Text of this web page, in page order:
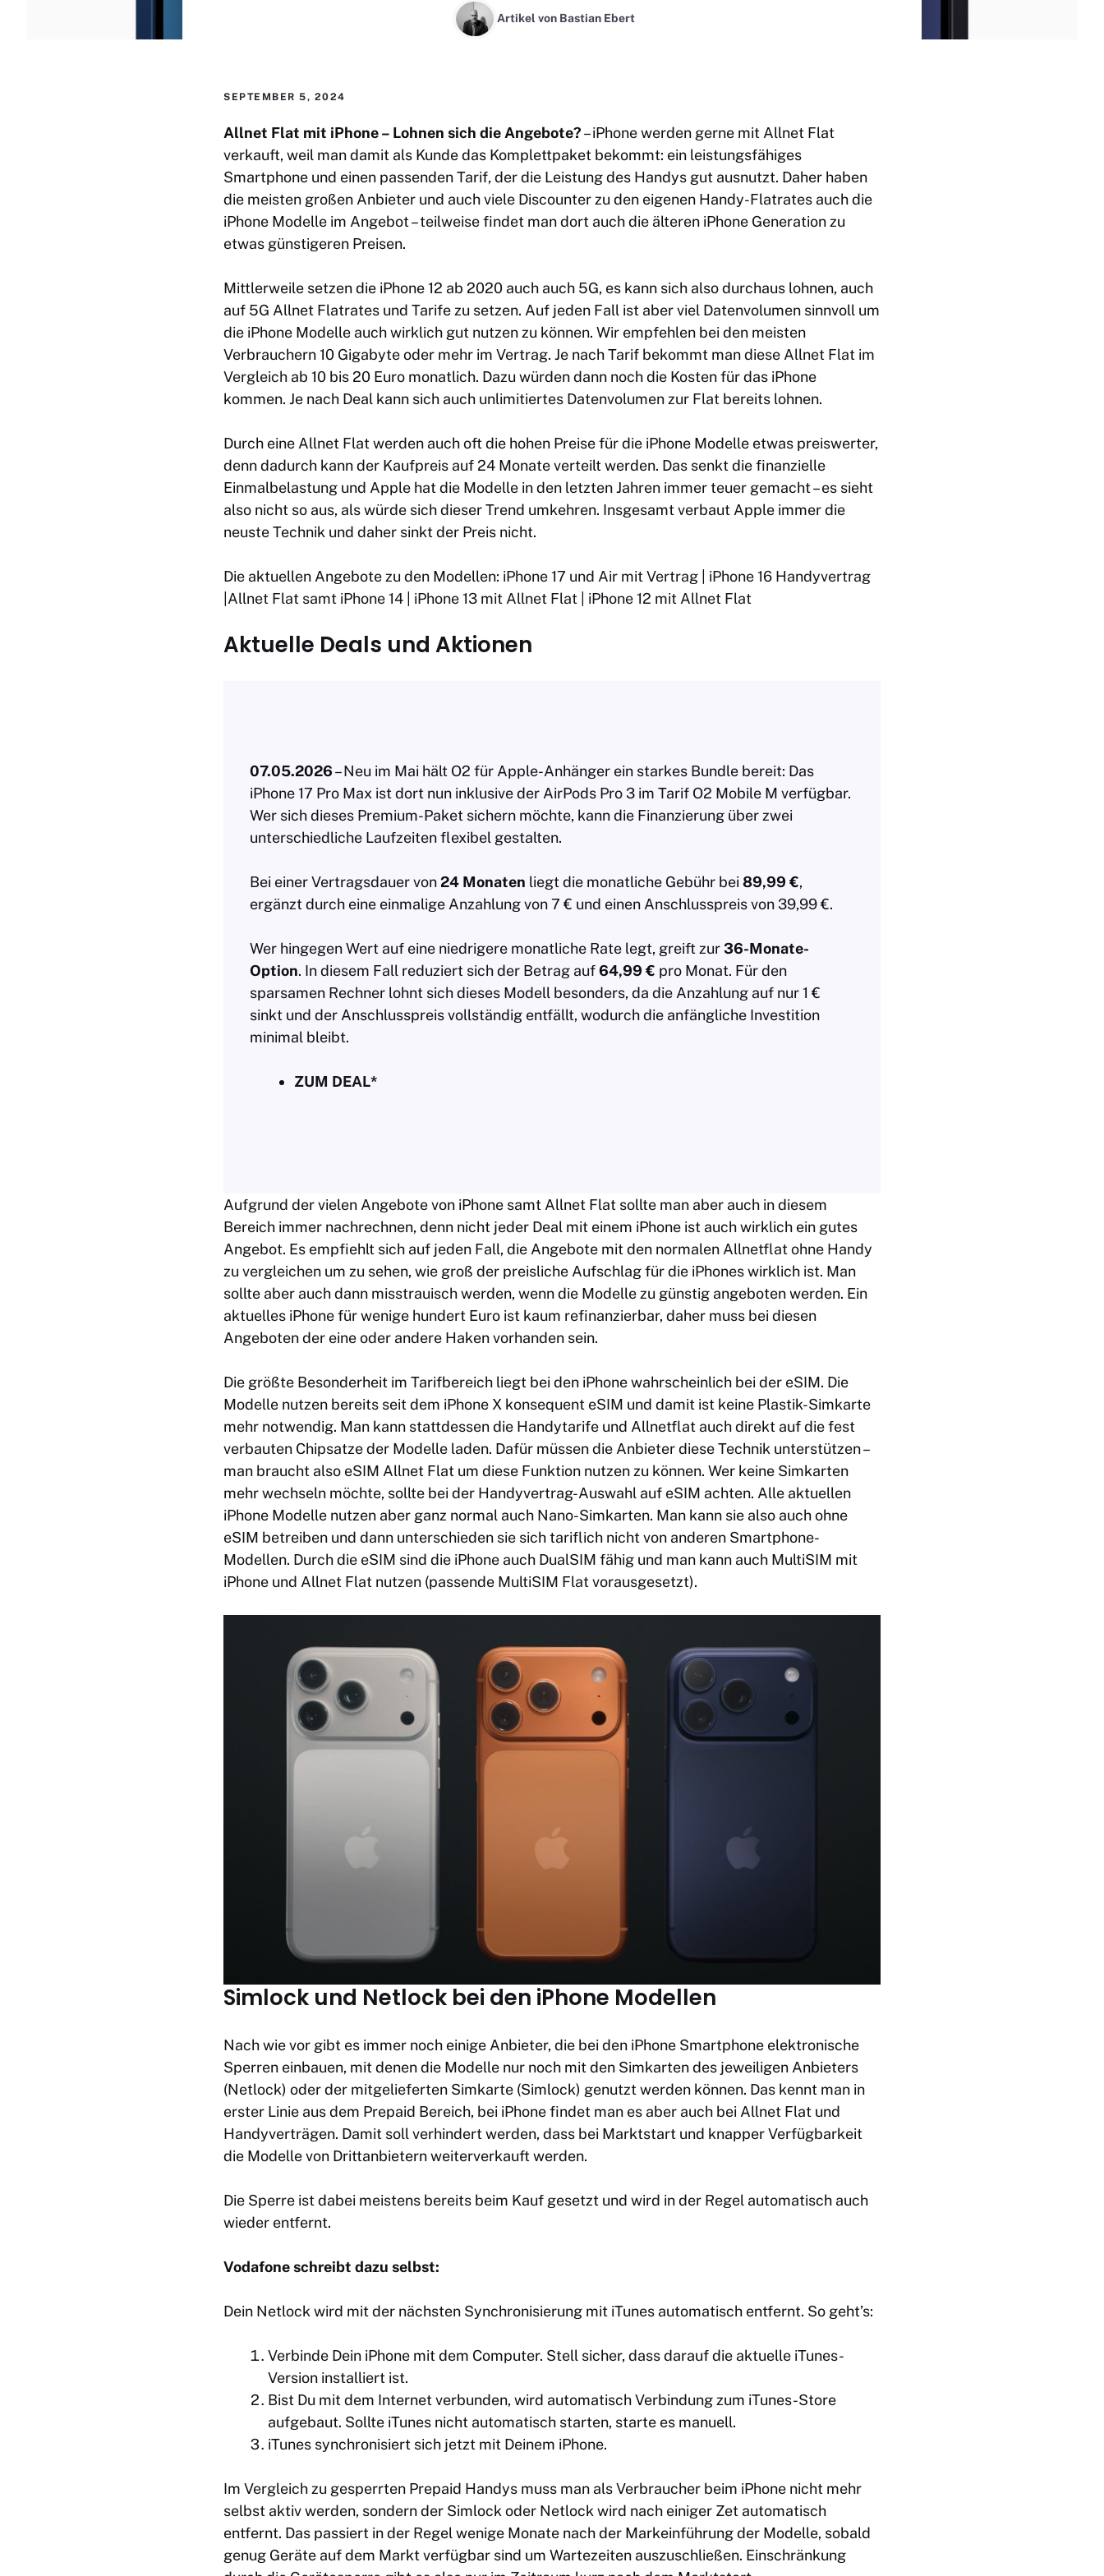
Artikel von Bastian Ebert
SEPTEMBER 5, 2024
Allnet Flat mit iPhone – Lohnen sich die Angebote?– iPhone werden gerne mit Allnet Flat
verkauft, weil man damit als Kunde das Komplettpaket bekommt: ein leistungsfähiges
Smartphone und einen passenden Tarif, der die Leistung des Handys gut ausnutzt. Daher haben
die meisten großen Anbieter und auch viele Discounter zu den eigenen Handy-Flatrates auch die
iPhone Modelle im Angebot – teilweise findet man dort auch die älteren iPhone Generation zu
etwas günstigeren Preisen.
Mittlerweile setzen die iPhone 12 ab 2020 auch auch 5G, es kann sich also durchaus lohnen, auch
auf 5G Allnet Flatrates und Tarife zu setzen. Auf jeden Fall ist aber viel Datenvolumen sinnvoll um
die iPhone Modelle auch wirklich gut nutzen zu können. Wir empfehlen bei den meisten
Verbrauchern 10 Gigabyte oder mehr im Vertrag. Je nach Tarif bekommt man diese Allnet Flat im
Vergleich ab 10 bis 20 Euro monatlich. Dazu würden dann noch die Kosten für das iPhone
kommen. Je nach Deal kann sich auch unlimitiertes Datenvolumen zur Flat bereits lohnen.
Durch eine Allnet Flat werden auch oft die hohen Preise für die iPhone Modelle etwas preiswerter,
denn dadurch kann der Kaufpreis auf 24 Monate verteilt werden. Das senkt die finanzielle
Einmalbelastung und Apple hat die Modelle in den letzten Jahren immer teuer gemacht – es sieht
also nicht so aus, als würde sich dieser Trend umkehren. Insgesamt verbaut Apple immer die
neuste Technik und daher sinkt der Preis nicht.
Die aktuellen Angebote zu den Modellen: iPhone 17 und Air mit Vertrag | iPhone 16 Handyvertrag
|Allnet Flat samt iPhone 14 | iPhone 13 mit Allnet Flat | iPhone 12 mit Allnet Flat
Aktuelle Deals und Aktionen
07.05.2026– Neu im Mai hält O2 für Apple-Anhänger ein starkes Bundle bereit: Das
iPhone 17 Pro Max ist dort nun inklusive der AirPods Pro 3 im Tarif O2 Mobile M verfügbar.
Wer sich dieses Premium-Paket sichern möchte, kann die Finanzierung über zwei
unterschiedliche Laufzeiten flexibel gestalten.
Bei einer Vertragsdauer von24 Monaten liegt die monatliche Gebühr bei 89,99 €,
ergänzt durch eine einmalige Anzahlung von 7 € und einen Anschlusspreis von 39,99 €.
Wer hingegen Wert auf eine niedrigere monatliche Rate legt, greift zur36-Monate-
Option. In diesem Fall reduziert sich der Betrag auf64,99 € pro Monat. Für den
sparsamen Rechner lohnt sich dieses Modell besonders, da die Anzahlung auf nur 1 €
sinkt und der Anschlusspreis vollständig entfällt, wodurch die anfängliche Investition
minimal bleibt.
ZUM DEAL*
Aufgrund der vielen Angebote von iPhone samt Allnet Flat sollte man aber auch in diesem
Bereich immer nachrechnen, denn nicht jeder Deal mit einem iPhone ist auch wirklich ein gutes
Angebot. Es empfiehlt sich auf jeden Fall, die Angebote mit den normalen Allnetflat ohne Handy
zu vergleichen um zu sehen, wie groß der preisliche Aufschlag für die iPhones wirklich ist. Man
sollte aber auch dann misstrauisch werden, wenn die Modelle zu günstig angeboten werden. Ein
aktuelles iPhone für wenige hundert Euro ist kaum refinanzierbar, daher muss bei diesen
Angeboten der eine oder andere Haken vorhanden sein.
Die größte Besonderheit im Tarifbereich liegt bei den iPhone wahrscheinlich bei der eSIM. Die
Modelle nutzen bereits seit dem iPhone X konsequent eSIM und damit ist keine Plastik-Simkarte
mehr notwendig. Man kann stattdessen die Handytarife und Allnetflat auch direkt auf die fest
verbauten Chipsatze der Modelle laden. Dafür müssen die Anbieter diese Technik unterstützen –
man braucht also eSIM Allnet Flat um diese Funktion nutzen zu können. Wer keine Simkarten
mehr wechseln möchte, sollte bei der Handyvertrag-Auswahl auf eSIM achten. Alle aktuellen
iPhone Modelle nutzen aber ganz normal auch Nano-Simkarten. Man kann sie also auch ohne
eSIM betreiben und dann unterschieden sie sich tariflich nicht von anderen Smartphone-
Modellen. Durch die eSIM sind die iPhone auch DualSIM fähig und man kann auch MultiSIM mit
iPhone und Allnet Flat nutzen (passende MultiSIM Flat vorausgesetzt).
Simlock und Netlock bei den iPhone Modellen
Nach wie vor gibt es immer noch einige Anbieter, die bei den iPhone Smartphone elektronische
Sperren einbauen, mit denen die Modelle nur noch mit den Simkarten des jeweiligen Anbieters
(Netlock) oder der mitgelieferten Simkarte (Simlock) genutzt werden können. Das kennt man in
erster Linie aus dem Prepaid Bereich, bei iPhone findet man es aber auch bei Allnet Flat und
Handyverträgen. Damit soll verhindert werden, dass bei Marktstart und knapper Verfügbarkeit
die Modelle von Drittanbietern weiterverkauft werden.
Die Sperre ist dabei meistens bereits beim Kauf gesetzt und wird in der Regel automatisch auch
wieder entfernt.
Vodafone schreibt dazu selbst:
Dein Netlock wird mit der nächsten Synchronisierung mit iTunes automatisch entfernt. So geht’s:
Verbinde Dein iPhone mit dem Computer. Stell sicher, dass darauf die aktuelle iTunes-
Version installiert ist.
Bist Du mit dem Internet verbunden, wird automatisch Verbindung zum iTunes-Store
aufgebaut. Sollte iTunes nicht automatisch starten, starte es manuell.
iTunes synchronisiert sich jetzt mit Deinem iPhone.
Im Vergleich zu gesperrten Prepaid Handys muss man als Verbraucher beim iPhone nicht mehr
selbst aktiv werden, sondern der Simlock oder Netlock wird nach einiger Zet automatisch
entfernt. Das passiert in der Regel wenige Monate nach der Markeinführung der Modelle, sobald
genug Geräte auf dem Markt verfügbar sind um Wartezeiten auszuschließen. Einschränkung